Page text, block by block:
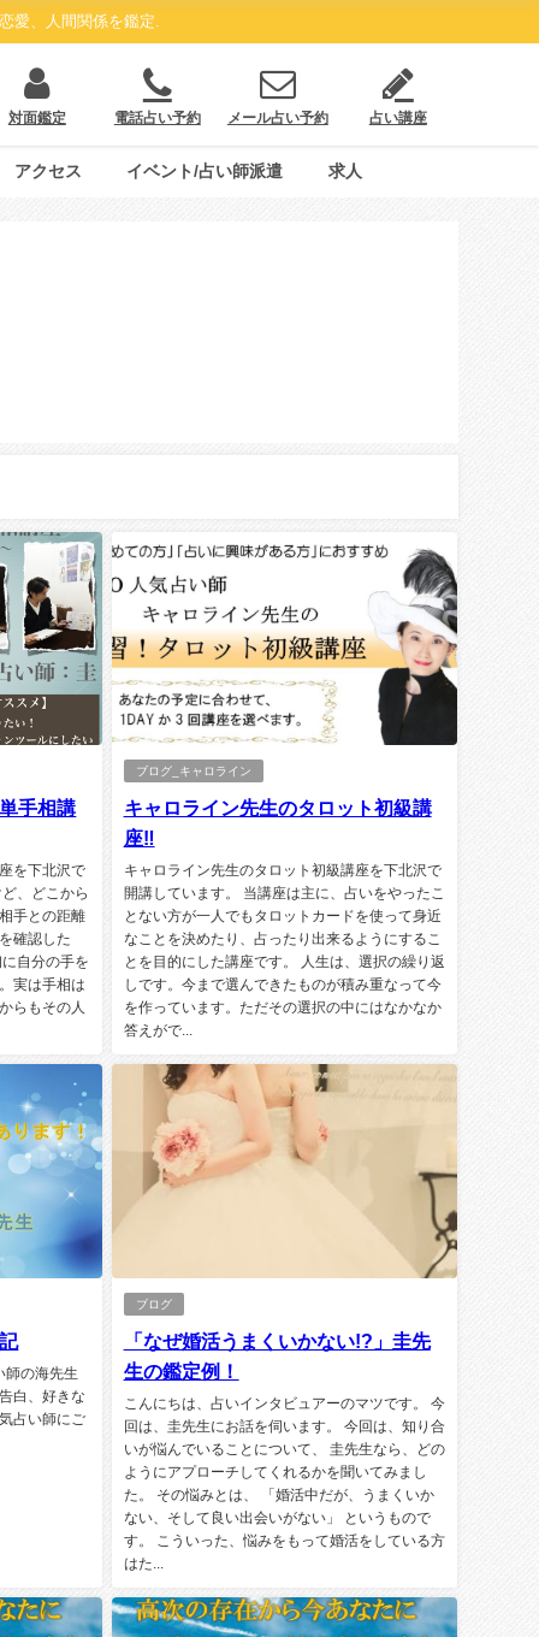
愛、人間関係を鑑定.
対面鑑定 電話占い予約 メール占い予約 占い講座
アクセス イベント/占い師派遣 求人
手相講
を下北沢で
、どこから
手との距離
確認した
自分の手を
実は手相は
らもその人
ブログ_キャロライン
キャロライン先生のタロット初級講
座‼️
キャロライン先生のタロット初級講座を下北沢で
開講しています。 当講座は主に、占いをやったこ
とない方が一人でもタロットカードを使って身近
なことを決めたり、占ったり出来るようにするこ
とを目的にした講座です。 人生は、選択の繰り返
しです。今まで選んできたものが積み重なって今
を作っています。ただその選択の中にはなかなか
答えがで...
師の海先生
白、好きな
占い師にご
ブログ
「なぜ婚活うまくいかない!?」圭先
生の鑑定例！
こんにちは、占いインタビュアーのマツです。 今
回は、圭先生にお話を伺います。 今回は、知り合
いが悩んでいることについて、 圭先生なら、どの
ようにアプローチしてくれるかを聞いてみまし
た。 その悩みとは、 「婚活中だが、うまくいか
ない、そして良い出会いがない」 というもので
す。 こういった、悩みをもって婚活をしている方
はた...